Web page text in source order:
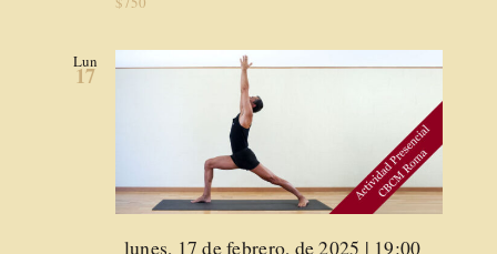
Lun
17
Destacado
lunes, 17 de febrero, de 2025 | 19:00